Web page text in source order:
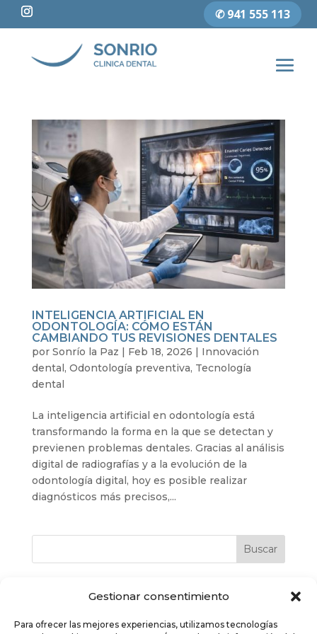
Gestionar consentimiento
Para ofrecer las mejores experiencias, utilizamos tecnologías
✆ 941 555 113
INTELIGENCIA ARTIFICIAL EN
ODONTOLOGÍA: CÓMO ESTÁN
CAMBIANDO TUS REVISIONES DENTALES
por Sonrío la Paz | Feb 18, 2026 | Innovación
dental, Odontología preventiva, Tecnología
dental
La inteligencia artificial en odontología está
transformando la forma en la que se detectan y
previenen problemas dentales. Gracias al análisis
digital de radiografías y a la evolución de la
odontología digital, hoy es posible realizar
diagnósticos más precisos,...
Buscar
Últimos post